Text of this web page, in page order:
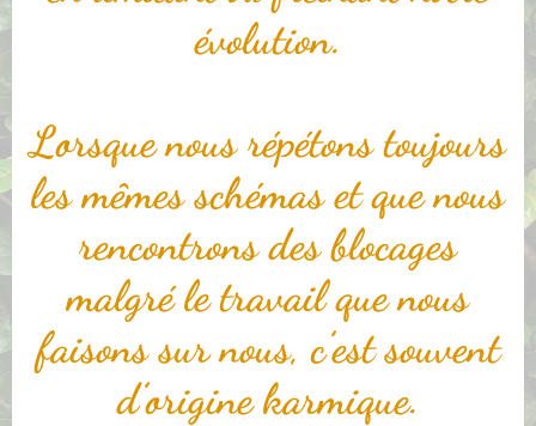
évolution.
Lorsque nous répétons toujours
les mêmes schémas et que nous
rencontrons des blocages
malgré le travail que nous
faisons sur nous, c’est souvent
d’origine karmique.